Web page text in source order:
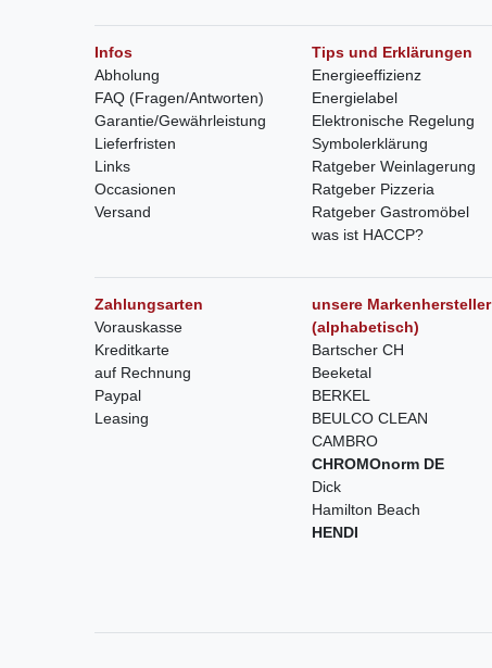
Infos
Abholung
FAQ (Fragen/Antworten)
Garantie/Gewährleistung
Lieferfristen
Links
Occasionen
Versand
Tips und Erklärungen
Energieeffizienz
Energielabel
Elektronische Regelung
Symbolerklärung
Ratgeber Weinlagerung
Ratgeber Pizzeria
Ratgeber Gastromöbel
was ist HACCP?
Zahlungsarten
Vorauskasse
Kreditkarte
auf Rechnung
Paypal
Leasing
unsere Markenhersteller
(alphabetisch)
Bartscher CH
Beeketal
BERKEL
BEULCO CLEAN
CAMBRO
CHROMOnorm DE
Dick
Hamilton Beach
HENDI